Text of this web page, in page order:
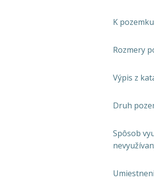
K
Rozmery
Výpis z
Druh
Spôsob